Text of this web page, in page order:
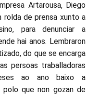
Artarousa, Diego
rolda de prensa xunto a
para denunciar a
hai anos. Lembraron
do que se encarga
persoas traballadoras
ao ano baixo a
polo que non gozan de